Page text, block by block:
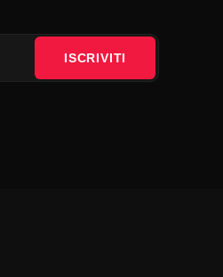
ISCRIVITI